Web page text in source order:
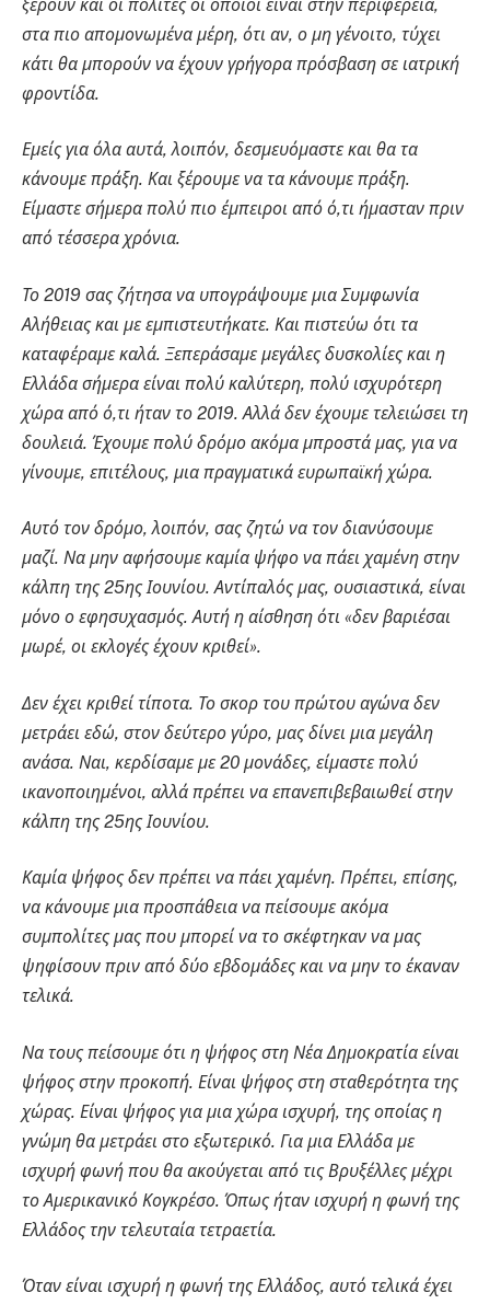
ξέρουν και οι πολίτες οι οποίοι είναι στην περιφέρεια,
στα πιο απομονωμένα μέρη, ότι αν, ο μη γένοιτο, τύχει
κάτι θα μπορούν να έχουν γρήγορα πρόσβαση σε ιατρική
φροντίδα.
Εμείς για όλα αυτά, λοιπόν, δεσμευόμαστε και θα τα
κάνουμε πράξη. Και ξέρουμε να τα κάνουμε πράξη.
Είμαστε σήμερα πολύ πιο έμπειροι από ό,τι ήμασταν πριν
από τέσσερα χρόνια.
Το 2019 σας ζήτησα να υπογράψουμε μια Συμφωνία
Αλήθειας και με εμπιστευτήκατε. Και πιστεύω ότι τα
καταφέραμε καλά. Ξεπεράσαμε μεγάλες δυσκολίες και η
Ελλάδα σήμερα είναι πολύ καλύτερη, πολύ ισχυρότερη
χώρα από ό,τι ήταν το 2019. Αλλά δεν έχουμε τελειώσει τη
δουλειά. Έχουμε πολύ δρόμο ακόμα μπροστά μας, για να
γίνουμε, επιτέλους, μια πραγματικά ευρωπαϊκή χώρα.
Αυτό τον δρόμο, λοιπόν, σας ζητώ να τον διανύσουμε
μαζί. Να μην αφήσουμε καμία ψήφο να πάει χαμένη στην
κάλπη της 25ης Ιουνίου. Αντίπαλός μας, ουσιαστικά, είναι
μόνο ο εφησυχασμός. Αυτή η αίσθηση ότι «δεν βαριέσαι
μωρέ, οι εκλογές έχουν κριθεί».
Δεν έχει κριθεί τίποτα. Το σκορ του πρώτου αγώνα δεν
μετράει εδώ, στον δεύτερο γύρο, μας δίνει μια μεγάλη
ανάσα. Ναι, κερδίσαμε με 20 μονάδες, είμαστε πολύ
ικανοποιημένοι, αλλά πρέπει να επανεπιβεβαιωθεί στην
κάλπη της 25ης Ιουνίου.
Καμία ψήφος δεν πρέπει να πάει χαμένη. Πρέπει, επίσης,
να κάνουμε μια προσπάθεια να πείσουμε ακόμα
συμπολίτες μας που μπορεί να το σκέφτηκαν να μας
ψηφίσουν πριν από δύο εβδομάδες και να μην το έκαναν
τελικά.
Να τους πείσουμε ότι η ψήφος στη Νέα Δημοκρατία είναι
ψήφος στην προκοπή. Είναι ψήφος στη σταθερότητα της
χώρας. Είναι ψήφος για μια χώρα ισχυρή, της οποίας η
γνώμη θα μετράει στο εξωτερικό. Για μια Ελλάδα με
ισχυρή φωνή που θα ακούγεται από τις Βρυξέλλες μέχρι
το Αμερικανικό Κογκρέσο. Όπως ήταν ισχυρή η φωνή της
Ελλάδος την τελευταία τετραετία.
Όταν είναι ισχυρή η φωνή της Ελλάδος, αυτό τελικά έχει